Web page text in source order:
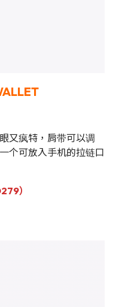
又疯特，肩带可以调
个可放入手机的拉链口
）